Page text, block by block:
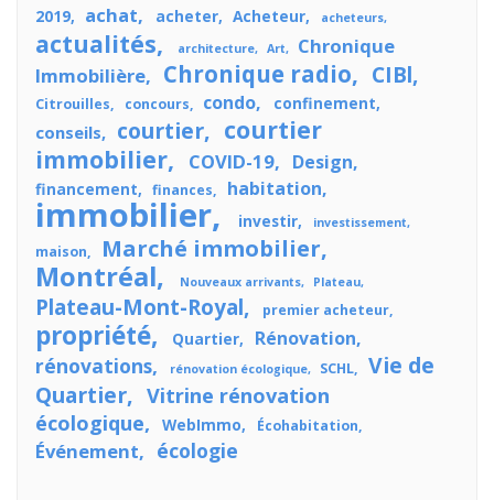
2019 achat acheter Acheteur acheteurs
actualités architecture Art
Chronique
Immobilière
Chronique radio CIBl
Citrouilles concours condo confinement
conseils courtier
courtier
immobilier
COVID-19 Design
financement finances habitation
immobilier investir investissement
maison Marché immobilier
Montréal Nouveaux arrivants Plateau
Plateau-Mont-Royal premier acheteur
propriété Quartier Rénovation
rénovations rénovation écologique SCHL
Vie de
Quartier
Vitrine rénovation
écologique
WebImmo Écohabitation
Événement écologie